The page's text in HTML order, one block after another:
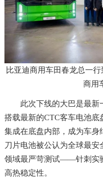
比亚迪商用车田春龙总一行
商用
此次下线的大巴是最新一
搭载最新的CTC客车电池
集成在底盘内部，成为车身
刀片电池被公认为全球最
领域最严苛测试——针刺实
高热稳定性。